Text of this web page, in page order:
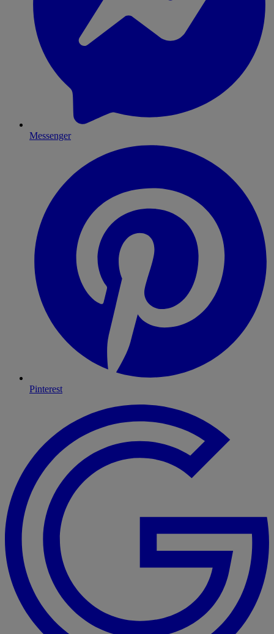
Messenger
Pinterest